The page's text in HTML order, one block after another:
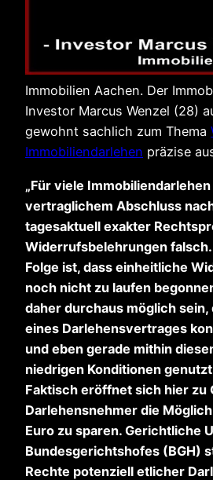
Immobilien Aachen. Der
Investor Marcus Wenzel (28)
gewohnt sachlich zum Thema
Immobiliendarlehen präzise
„Für viele
vertraglichem Abschluss
tagesaktuell exakter
Widerrufsbelehrungen
Folge ist, dass einheitliche
noch nicht zu laufen
daher durchaus möglich
eines Darlehensvertrages
und eben gerade mithin
niedrigen Konditionen
Faktisch eröffnet sich hier zu
Darlehensnehmer die
Euro zu sparen. Gerichtliche
Bundesgerichtshofes (BGH)
Rechte potenziell etlicher